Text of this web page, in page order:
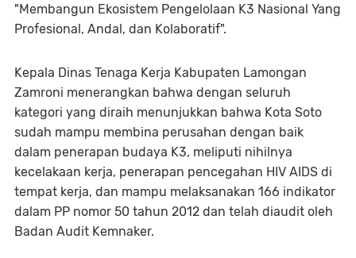
"Membangun Ekosistem Pengelolaan K3 Nasional Yang
Profesional, Andal, dan Kolaboratif".
Kepala Dinas Tenaga Kerja Kabupaten Lamongan
Zamroni menerangkan bahwa dengan seluruh
kategori yang diraih menunjukkan bahwa Kota Soto
sudah mampu membina perusahan dengan baik
dalam penerapan budaya K3, meliputi nihilnya
kecelakaan kerja, penerapan pencegahan HIV AIDS di
tempat kerja, dan mampu melaksanakan 166 indikator
dalam PP nomor 50 tahun 2012 dan telah diaudit oleh
Badan Audit Kemnaker.